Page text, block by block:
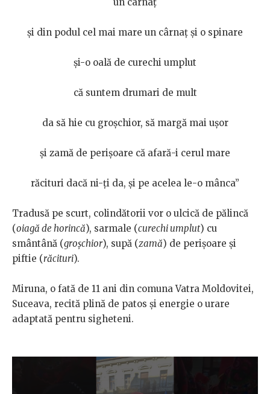
și din podul cel mai mare un cârnaț și o spinare
și-o oală de curechi umplut
că suntem drumari de mult
da să hie cu groșchior, să margă mai ușor
și zamă de perișoare că afară-i cerul mare
răcituri dacă ni-ți da, și pe acelea le-o mânca”
Tradusă pe scurt, colindătorii vor o ulcică de pălincă
(oiagă de horincă), sarmale (curechi umplut) cu
smântână (groșchior), supă (zamă) de perișoare și
piftie (răcituri).
Miruna, o fată de 11 ani din comuna Vatra Moldovitei,
Suceava, recită plină de patos și energie o urare
adaptată pentru sigheteni.